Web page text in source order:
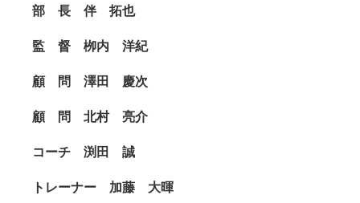
部 長 伴 拓也
監 督 栁内 洋紀
顧 問 澤田 慶次
顧 問 北村 亮介
コーチ 渕田 誠
トレーナー 加藤 大暉